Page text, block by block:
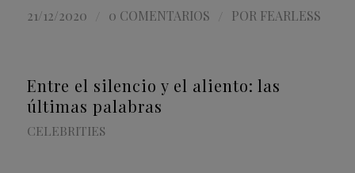
21/12/2020 0 COMENTARIOS POR FEARLESS
Entre el silencio y el aliento: las
últimas palabras
CELEBRITIES